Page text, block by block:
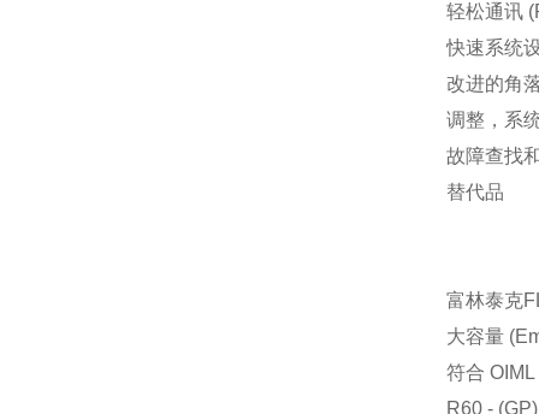
轻松通讯
快速系统
改进的角
调整，系
故障查找
替代品
富林泰克
大容量
符合
R60 -